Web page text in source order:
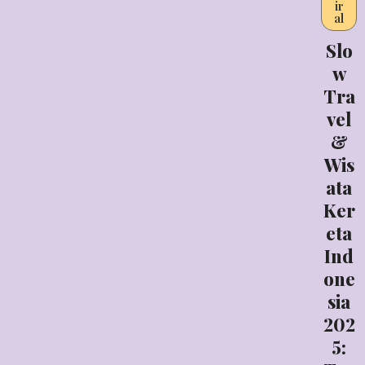
ir
al
Slo
w
Tra
vel
&
Wis
ata
Ker
eta
Ind
one
sia
202
5: